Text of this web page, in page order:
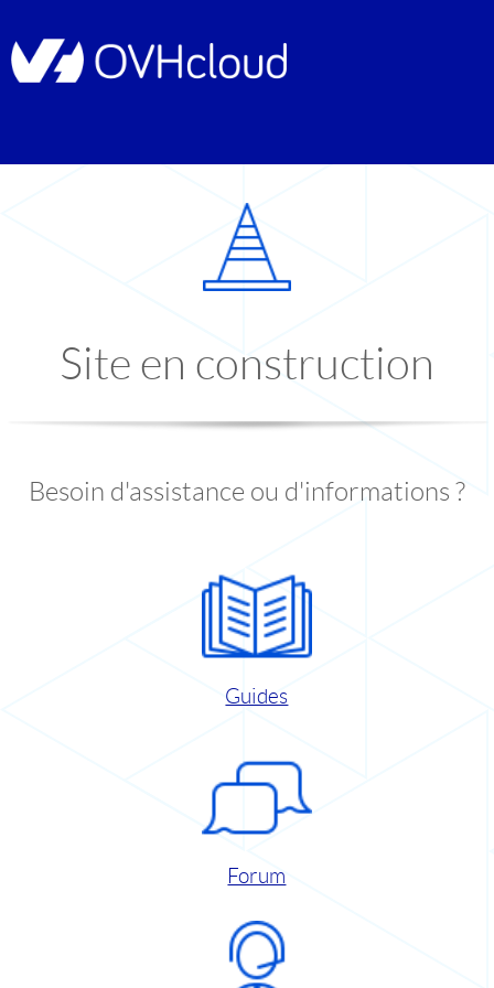
Site en construction
Besoin d'assistance ou d'informations ?
Guides
Forum